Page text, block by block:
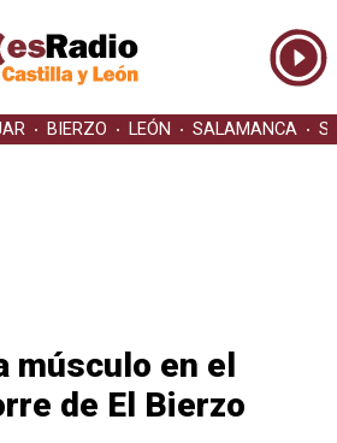
BIERZO LEÓN SALAMANCA
músculo en el
de El Bierzo